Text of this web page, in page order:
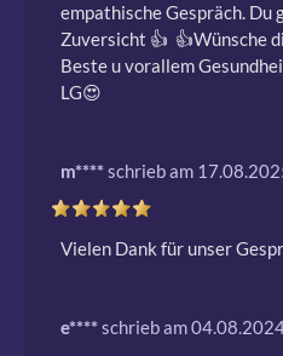
empathische Gespräch. Du
Zuversicht 👍  👍Wünsche
Beste u vorallem
LG😍
m****schrieb am
Vielen Dank für unser
e****schrieb am